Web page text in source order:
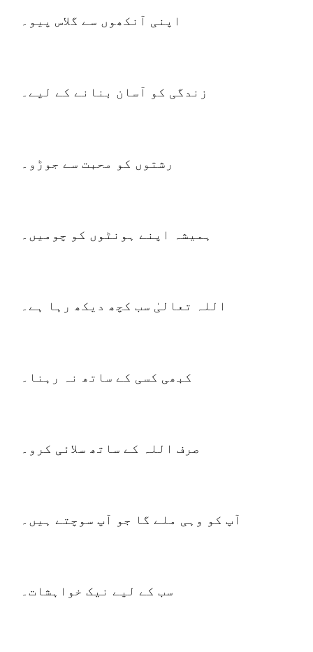
اپنی آنکھوں سے گلاس پیو۔
زندگی کو آسان بنانے کے لیے۔
رشتوں کو محبت سے جوڑو۔
ہمیشہ اپنے ہونٹوں کو چومیں۔
اللہ تعالیٰ سب کچھ دیکھ رہا ہے۔
کبھی کسی کے ساتھ نہ رہنا۔
صرف اللہ کے ساتھ سلائی کرو۔
آپ کو وہی ملے گا جو آپ سوچتے ہیں۔
سب کے لیے نیک خواہشات۔